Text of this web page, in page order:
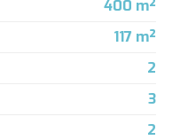
400 m²
117 m²
2
3
2